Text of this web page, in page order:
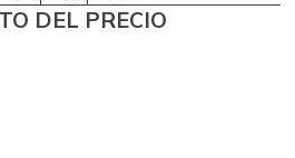
DEL PRECIO